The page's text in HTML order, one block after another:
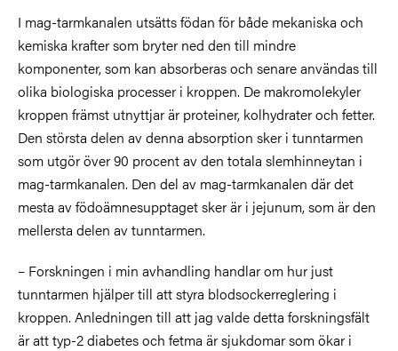
I mag-tarmkanalen utsätts födan för både mekaniska och
kemiska krafter som bryter ned den till mindre
komponenter, som kan absorberas och senare användas till
olika biologiska processer i kroppen. De makromolekyler
kroppen främst utnyttjar är proteiner, kolhydrater och fetter.
Den största delen av denna absorption sker i tunntarmen
som utgör över 90 procent av den totala slemhinneytan i
mag-tarmkanalen. Den del av mag-tarmkanalen där det
mesta av födoämnesupptaget sker är i jejunum, som är den
mellersta delen av tunntarmen.
– Forskningen i min avhandling handlar om hur just
tunntarmen hjälper till att styra blodsockerreglering i
kroppen. Anledningen till att jag valde detta forskningsfält
är att typ-2 diabetes och fetma är sjukdomar som ökar i